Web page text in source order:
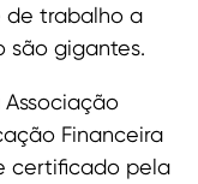
de trabalho a
são gigantes.
Financeira
certificado pela